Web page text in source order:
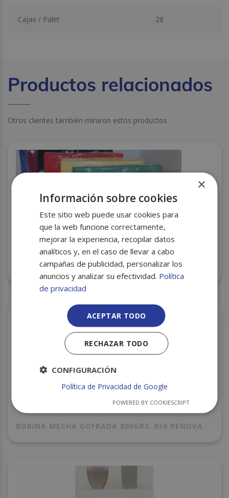
Cajas / Palet 28
Productos relacionados
Otros clientes también miraron estos productos
SERVILLETA 40X40 BURDEOS 2H C/24
BOBINA MECHA GOFRADA 800GRS. R/6 RENOVA
×
Información sobre cookies
Este sitio web puede usar cookies para
que la web funcione correctamente,
mejorar la experiencia, recopilar datos
analíticos y, en el caso de llevar a cabo
campañas de publicidad, personalizar los
anuncios y analizar su efectividad. Política
de privacidad
ACEPTAR TODO
RECHAZAR TODO
CONFIGURACIÓN
Política de Privacidad de Google
POWERED BY COOKIESCRIPT